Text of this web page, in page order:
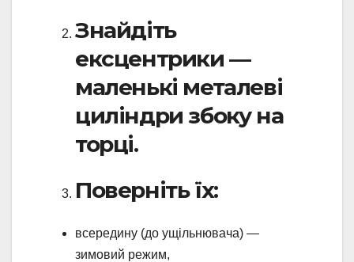
Знайдіть
ексцентрики —
маленькі металеві
циліндри збоку на
торці.
Поверніть їх:
всередину (до ущільнювача) —
зимовий режим,